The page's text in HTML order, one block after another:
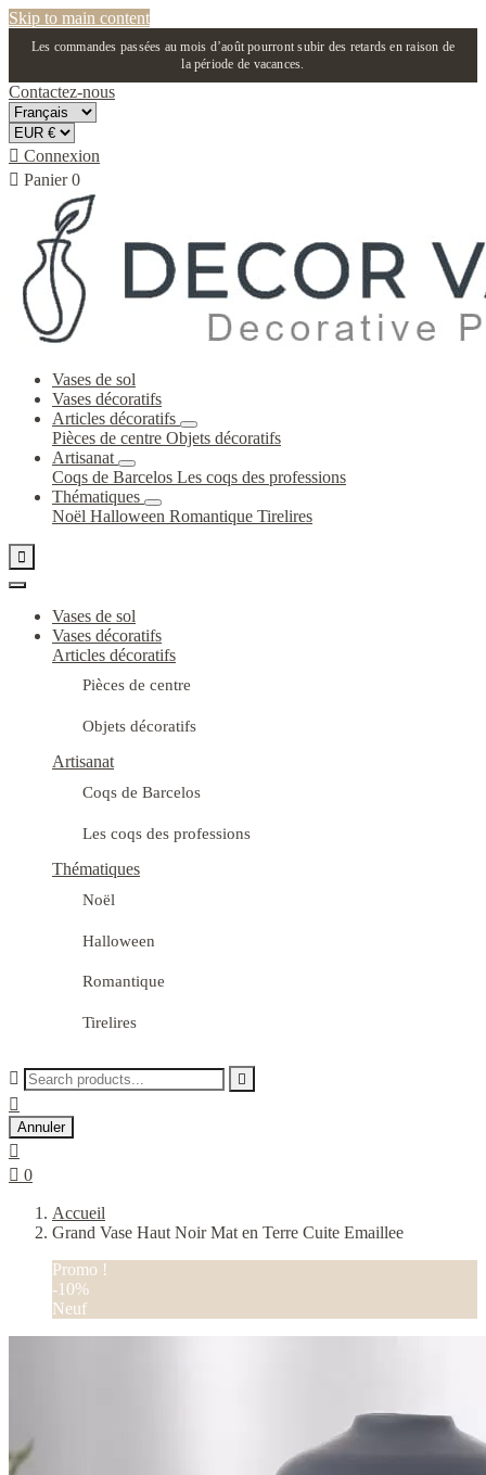
Skip to main content
Les commandes passées au mois d’août pourront subir des retards en raison de
la période de vacances.
Contactez-nous
 Connexion
 Panier 0
Vases de sol
Vases décoratifs
Articles décoratifs
Pièces de centre Objets décoratifs
Artisanat
Coqs de Barcelos Les coqs des professions
Thématiques
Noël Halloween Romantique Tirelires

Vases de sol
Vases décoratifs
Articles décoratifs
Pièces de centre
Objets décoratifs
Artisanat
Coqs de Barcelos
Les coqs des professions
Thématiques
Noël
Halloween
Romantique
Tirelires
 

Annuler

 0
Accueil
Grand Vase Haut Noir Mat en Terre Cuite Emaillee
Promo !
-10%
Neuf